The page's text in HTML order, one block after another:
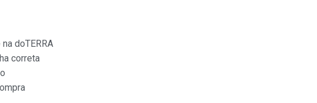
doTERRA
correta